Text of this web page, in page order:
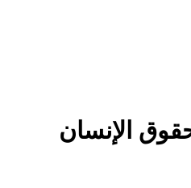
الإنسان